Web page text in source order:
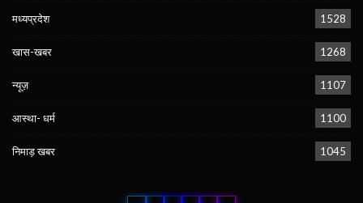
मध्यप्रदेश 1528
खास-खबर 1268
न्यूज़ 1107
आस्था- धर्म 1100
निमाड़ खबर 1045